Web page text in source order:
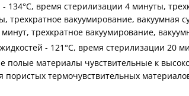
время стерилизации 4 минуты,
вакуумирование, вакуумная
трехкратное вакуумирование,
- 121°С, время стерилизации 20
материалы чувствительные к
термочувствительных